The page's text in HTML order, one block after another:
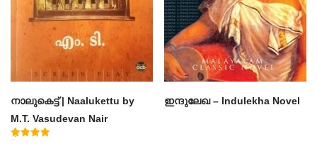
നാലുകെട്ട് | Naalukettu by
M.T. Vasudevan Nair
ഇന്ദുലേഖ – Indulekha Novel